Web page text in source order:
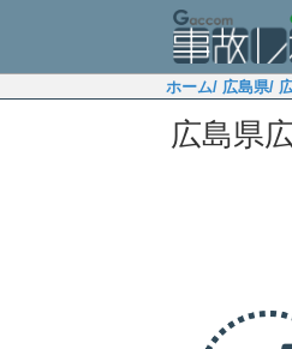
ホーム/ 広島県/
広島県